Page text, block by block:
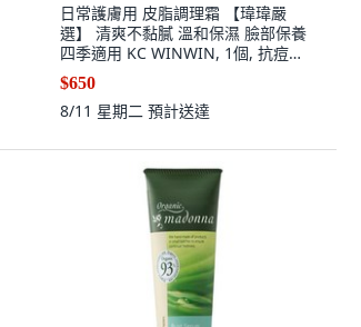
日常護膚用 皮脂調理霜 【瑋瑋嚴
選】 清爽不黏膩 溫和保濕 臉部保養
四季適用 KC WINWIN, 1個, 抗痘皮
脂調理霜
$650
8/11 星期二 預計送達